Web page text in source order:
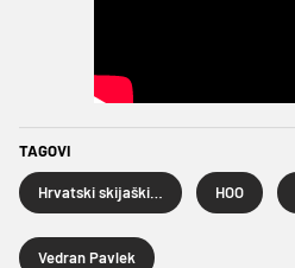
TAGOVI
HOO
Vedran Pavlek